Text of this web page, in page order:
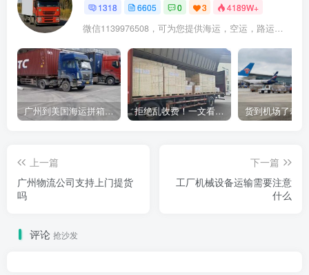
1318 6605 0 3 4189W+
微信1139976508，可为您提供海运，空运，路运，铁路运输
广州到美国海运拼箱多少钱？2024年最新运费构成+隐藏费用避坑指南 拒绝乱收费！一文看懂中国货代计费套路，教你避开所有隐形坑
上一篇
广州物流公司支持上门提货
吗
下一篇
工厂机械设备运输需要注意
什么
评论 抢沙发